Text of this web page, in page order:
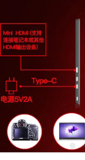
PRIVACY
POLICY